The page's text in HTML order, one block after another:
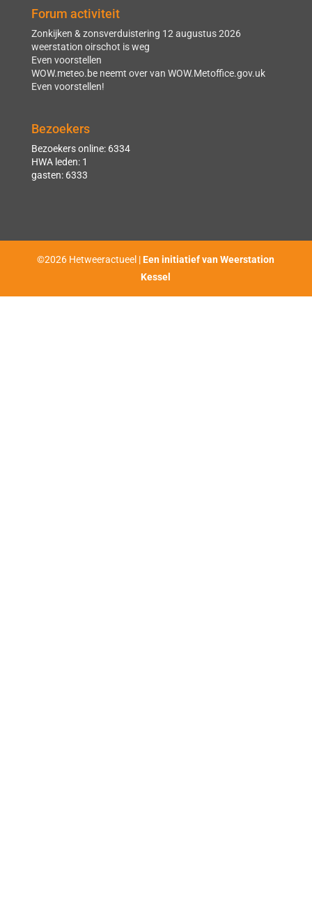
Forum activiteit
Zonkijken & zonsverduistering 12 augustus 2026
weerstation oirschot is weg
Even voorstellen
WOW.meteo.be neemt over van WOW.Metoffice.gov.uk
Even voorstellen!
Bezoekers
Bezoekers online: 6334
HWA leden: 1
gasten: 6333
©2026 Hetweeractueel |Een initiatief van Weerstation
Kessel